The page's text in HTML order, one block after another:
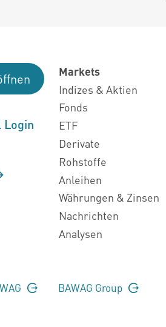
Markets
Indizes & Aktien
Fonds
ETF
Derivate
Rohstoffe
Anleihen
Währungen & Zinsen
Nachrichten
Analysen
BAWAG Group